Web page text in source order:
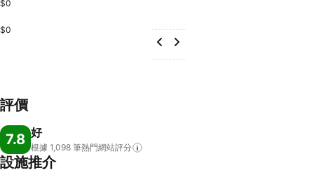
$0
$0
評價
7.8 好
根據 1,098 筆熱門網站評分
設施推介